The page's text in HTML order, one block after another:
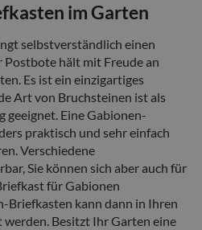
im Garten
selbstverständlich einen
Postbote hält mit Freude an
Es ist ein einzigartiges
Art von Bruchsteinen ist als
geeignet. Eine Gabionen-
praktisch und sehr einfach
Verschiedene
Sie können sich aber auch für
für Gabionen
Briefkasten kann dann in Ihren
Besitzt Ihr Garten eine